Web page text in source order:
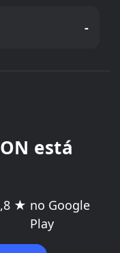
-
está
★ no Google
Play